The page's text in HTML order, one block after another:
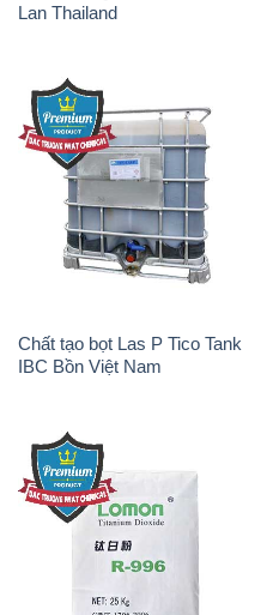
Lan Thailand
Chất tạo bọt Las P Tico Tank
IBC Bồn Việt Nam